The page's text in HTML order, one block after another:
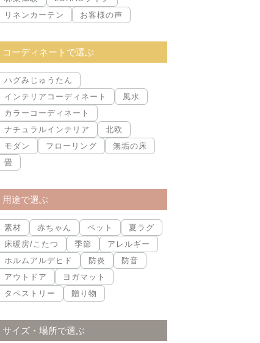
リネンカーテン
お客様の声
コーディネートで選ぶ
ハグみじゅうたん
インテリアコーディネート
風水
カラーコーディネート
ナチュラルインテリア
北欧
モダン
フローリング
無垢の床
畳
用途で選ぶ
素材 赤ちゃん ペット
夏ラグ
床暖房/こたつ
季節
アレルギー
ホルムアルデヒド
防炎
防音
アウトドア
ヨガマット
タペストリー
贈り物
サイズ・場所で選ぶ